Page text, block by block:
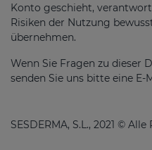
Konto geschieht,
Risiken der Nutzung
übernehmen.
Wenn Sie Fragen zu dieser
senden Sie uns bitte eine E-
SESDERMA, S.L., 2021 ©